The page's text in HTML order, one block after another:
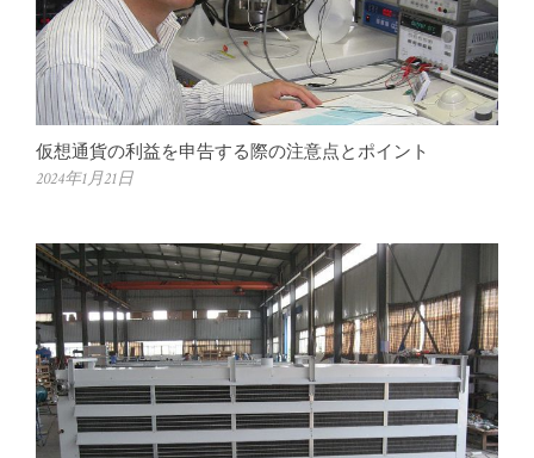
仮想通貨の利益を申告する際の注意点とポイント
2024年1月21日